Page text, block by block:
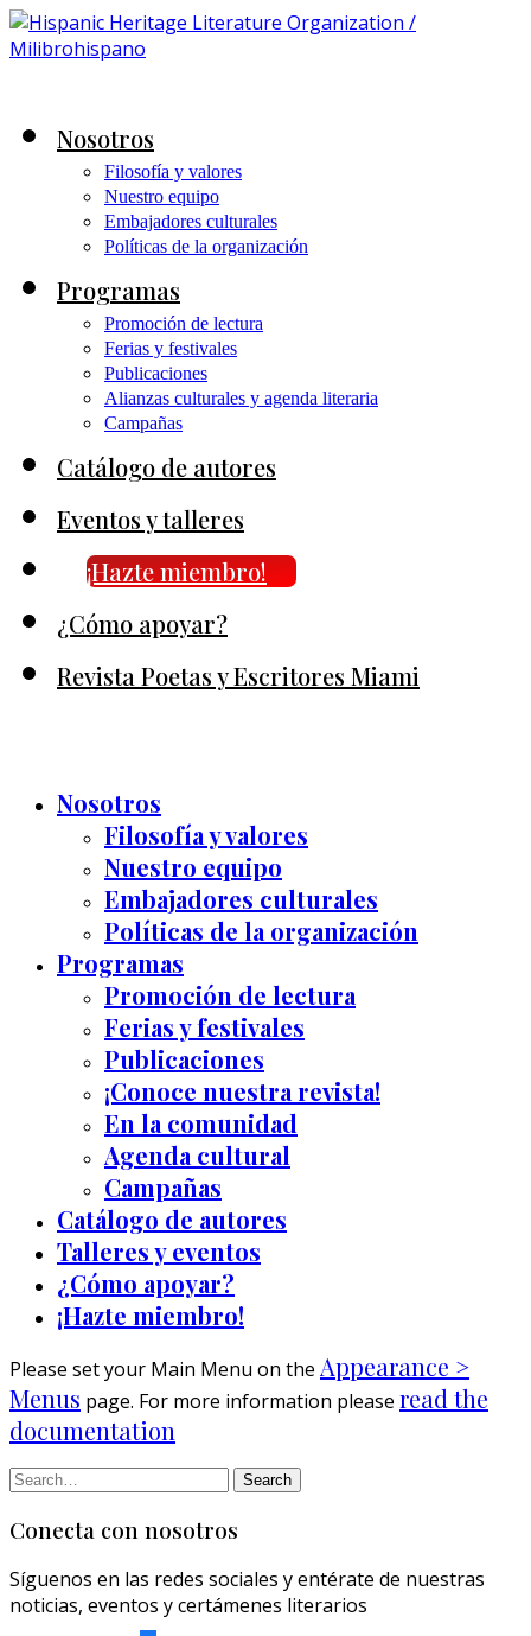
Nosotros
Filosofía y valores
Nuestro equipo
Embajadores culturales
Políticas de la organización
Programas
Promoción de lectura
Ferias y festivales
Publicaciones
Alianzas culturales y agenda literaria
Campañas
Catálogo de autores
Eventos y talleres
¡Hazte miembro!
¿Cómo apoyar?
Revista Poetas y Escritores Miami
Nosotros
Filosofía y valores
Nuestro equipo
Embajadores culturales
Políticas de la organización
Programas
Promoción de lectura
Ferias y festivales
Publicaciones
¡Conoce nuestra revista!
En la comunidad
Agenda cultural
Campañas
Catálogo de autores
Talleres y eventos
¿Cómo apoyar?
¡Hazte miembro!
Please set your Main Menu on the Appearance >
Menus page. For more information please read the
documentation
Conecta con nosotros
Síguenos en las redes sociales y entérate de nuestras
noticias, eventos y certámenes literarios